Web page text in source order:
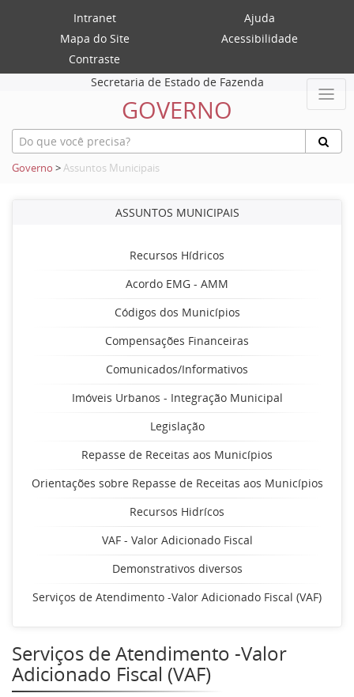
Intranet
Ajuda
Mapa do Site
Acessibilidade
Contraste
Secretaria de Estado de Fazenda
GOVERNO
Governo >Assuntos Municipais
ASSUNTOS MUNICIPAIS
Recursos Hídricos
Acordo EMG - AMM
Códigos dos Municípios
Compensações Financeiras
Comunicados/Informativos
Imóveis Urbanos - Integração Municipal
Legislação
Repasse de Receitas aos Municípios
Orientações sobre Repasse de Receitas aos Municípios
Recursos Hidrícos
VAF - Valor Adicionado Fiscal
Demonstrativos diversos
Serviços de Atendimento -Valor Adicionado Fiscal (VAF)
Serviços de Atendimento -Valor
Adicionado Fiscal (VAF)